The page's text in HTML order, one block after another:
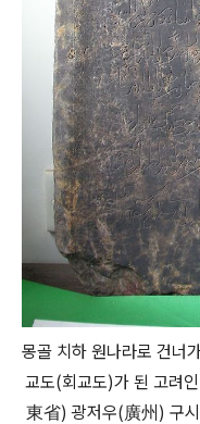
몽골 치하 원나라로 건너
교도(회교도)가 된 고려
東省) 광저우(廣州) 구